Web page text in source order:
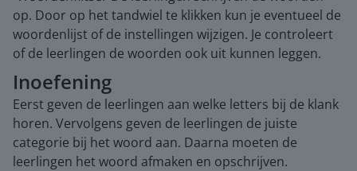
op. Door op het tandwiel te klikken kun je eventueel de
woordenlijst of de instellingen wijzigen. Je controleert
of de leerlingen de woorden ook uit kunnen leggen.
Inoefening
Eerst geven de leerlingen aan welke letters bij de klank
horen. Vervolgens geven de leerlingen de juiste
categorie bij het woord aan. Daarna moeten de
leerlingen het woord afmaken en opschrijven.